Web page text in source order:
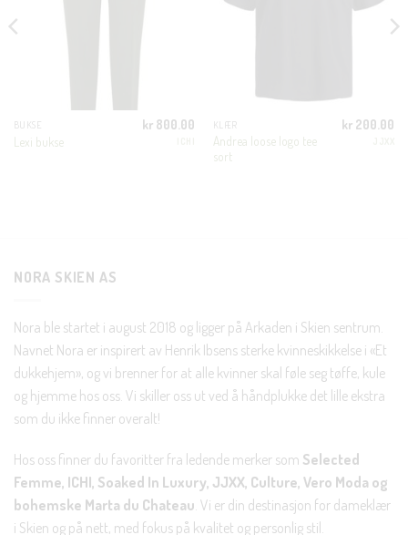
BUKSE
Lexi bukse
kr 800.00 KLÆR
Andrea loose logo tee
sort
kr 200.00
NORA SKIEN AS
Nora ble startet i august 2018 og ligger på Arkaden i Skien sentrum.
Navnet Nora er inspirert av Henrik Ibsens sterke kvinneskikkelse i «Et
dukkehjem», og vi brenner for at alle kvinner skal føle seg tøffe, kule
og hjemme hos oss. Vi skiller oss ut ved å håndplukke det lille ekstra
som du ikke finner overalt!
Hos oss finner du favoritter fra ledende merker som Selected
Femme, ICHI, Soaked In Luxury, JJXX, Culture, Vero Moda og
bohemske Marta du Chateau. Vi er din destinasjon for dameklær
i Skien og på nett, med fokus på kvalitet og personlig stil.
KUNDEKLUBB
Bli en del av Nora-familien i dag. Som medlem får du 10%
rabatt på din første handel og eksklusive fordeler rett i lomma.